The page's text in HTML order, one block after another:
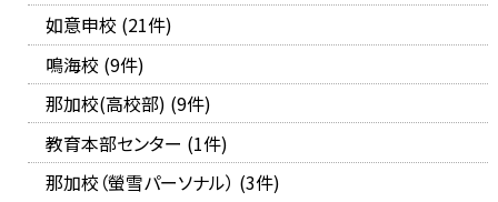
如意申校 (21件)
鳴海校 (9件)
那加校(高校部) (9件)
教育本部センター (1件)
那加校（螢雪パーソナル） (3件)